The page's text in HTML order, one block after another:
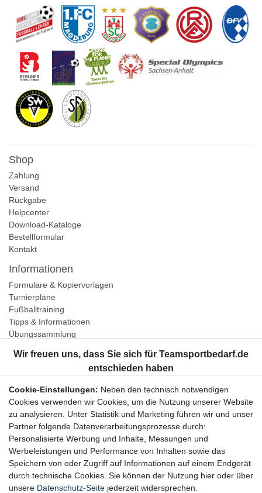
Shop
Zahlung
Versand
Rückgabe
Helpcenter
Download-Kataloge
Bestellformular
Kontakt
Informationen
Formulare & Kopiervorlagen
Turnierpläne
Fußballtraining
Tipps & Informationen
Übungssammlung
Unternehmen
Widerrufsrecht
Bestellung widerrufen
Datenschutzerklärung
AGB
Impressum
Newsletter
Cookie-Einstellungen: Neben den technisch notwendigen
Cookies verwenden wir Cookies, um die Nutzung unserer Website
zu analysieren. Unter Statistik und Marketing führen wir und unser
Partner folgende Datenverarbeitungsprozesse durch:
Personalisierte Werbung und Inhalte, Messungen und
Werbeleistungen und Performance von Inhalten sowie das
Speichern von oder Zugriff auf Informationen auf einem Endgerät
durch technische Cookies. Sie können der Nutzung hier oder über
unsere Datenschutz-Seite jederzeit widersprechen.